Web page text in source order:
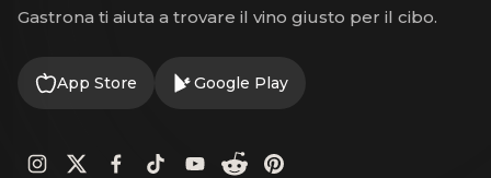
Gastrona ti aiuta a trovare il vino giusto per il cibo.
App Store Google Play